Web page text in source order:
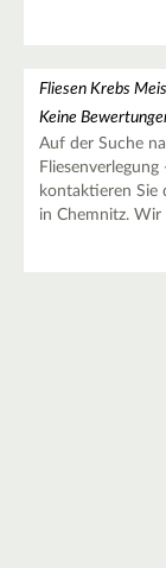
Fliesen Krebs
Keine
Auf der Suche
kontaktieren Sie
in Chemnitz.